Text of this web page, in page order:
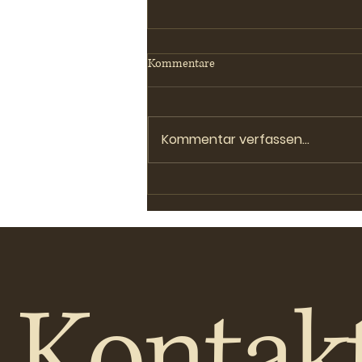
Kommentare
Kommentar verfassen...